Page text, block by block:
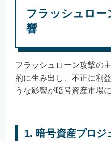
フラッシュロー
響
フラッシュローン攻撃の
的に生み出し、不正に利
うな影響が暗号資産市場
1. 暗号資産プロジ